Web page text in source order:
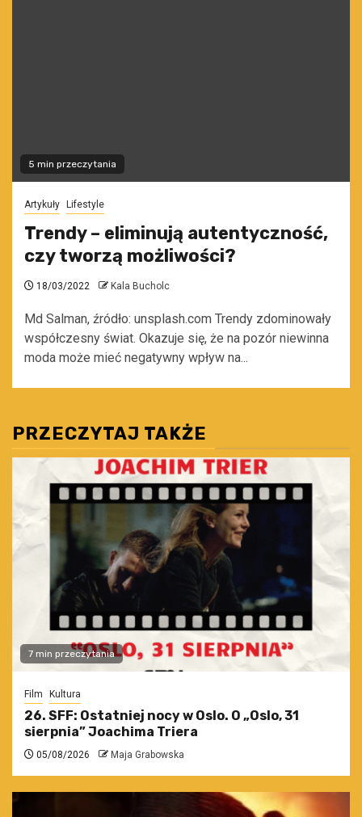
5 min przeczytania
Artykuły Lifestyle
Trendy – eliminują autentyczność,
czy tworzą możliwości?
18/03/2022 Kala Bucholc
Md Salman, źródło: unsplash.com Trendy zdominowały
współczesny świat. Okazuje się, że na pozór niewinna
moda może mieć negatywny wpływ na...
PRZECZYTAJ TAKŻE
7 min przeczytania
Film Kultura
26. SFF: Ostatniej nocy w Oslo. O „Oslo, 31
sierpnia” Joachima Triera
05/08/2026 Maja Grabowska